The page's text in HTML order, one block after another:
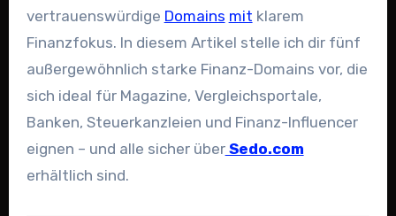
vertrauenswürdige Domains mit klarem
Finanzfokus. In diesem Artikel stelle ich dir fünf
außergewöhnlich starke Finanz-Domains vor, die
sich ideal für Magazine, Vergleichsportale,
Banken, Steuerkanzleien und Finanz-Influencer
eignen – und alle sicher überSedo.com
erhältlich sind.